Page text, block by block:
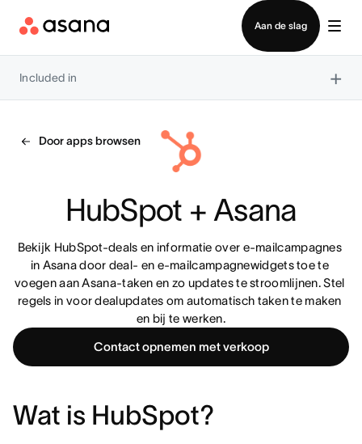
Aan de slag
Contact opnemen met verkoop
Included in ×
Door apps browsen
HubSpot + Asana
Bekijk HubSpot-deals en informatie over e-mailcampagnes
in Asana door deal- en e-mailcampagnewidgets toe te
voegen aan Asana-taken en zo updates te stroomlijnen. Stel
regels in voor dealupdates om automatisch taken te maken
en bij te werken.
Contact opnemen met verkoop
Wat is HubSpot?